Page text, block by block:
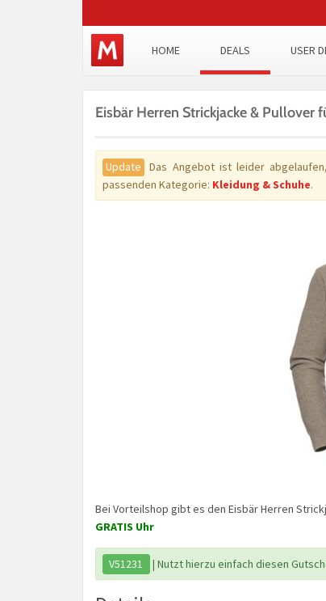
HOME DEALS USER
Eisbär Herren Strickjacke & Pullover
Update
Das Angebot ist leider
passenden Kategorie: Kleidung & Schuhe.
Bei Vorteilshop gibt es den Eisbär Herren
GRATIS Uhr
V51231 | Nutzt hierzu einfach diesen